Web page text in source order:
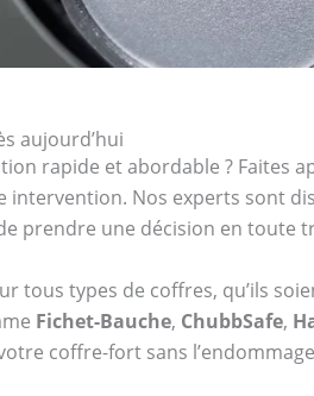
aujourd’hui
rapide et abordable ? Faites
intervention. Nos experts sont
prendre une décision en toute
tous types de coffres, qu’ils
Fichet-Bauche, ChubbSafe,
coffre-fort sans